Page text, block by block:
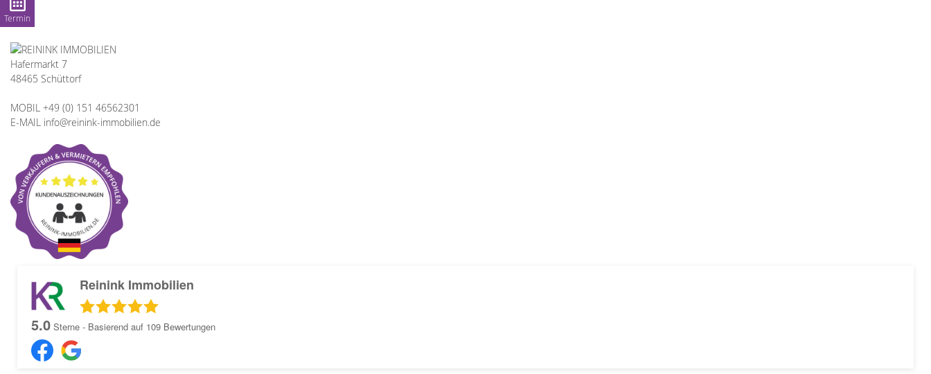
Termin
Hafermarkt 7
48465 Schüttorf
MOBIL +49 (0) 151 46562301
E-MAIL info@reinink-immobilien.de
Reinink Immobilien
5.0 Sterne - Basierend auf 109 Bewertungen